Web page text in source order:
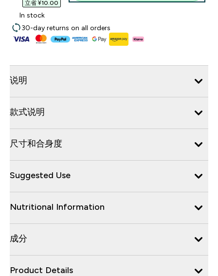
立省 ¥10.00‎
In stock
30-day returns on all orders
说明
款式说明
尺寸和合身度
Suggested Use
Nutritional Information
成分
Product Details